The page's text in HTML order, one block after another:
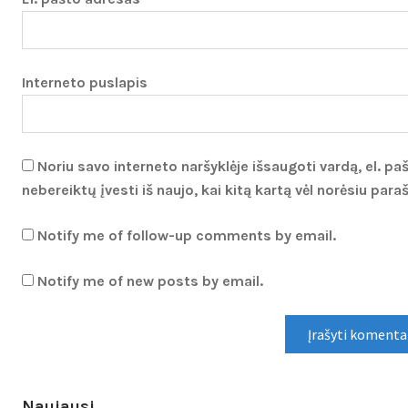
Interneto puslapis
Noriu savo interneto naršyklėje išsaugoti vardą, el.
nebereiktų įvesti iš naujo, kai kitą kartą vėl norėsiu
Notify me of follow-up comments by email.
Notify me of new posts by email.